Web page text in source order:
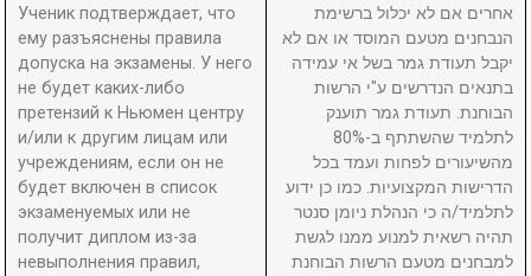
Ученик подтверждает, что
ему разъяснены правила
допуска на экзамены. У него
не будет каких-либо
претензий к Ньюмен центру
и/или к другим лицам или
учреждениям, если он не
будет включен в список
экзаменуемых или не
получит диплом из-за
невыполнения правил,
אחרים אם לא יכלול ברשימת
הנבחנים מטעם המוסד או אם לא
יקבל תעודת גמר בשל אי עמידה
בתנאים הנדרשים ע"י הרשות
הבוחנת. תעודת גמר תוענק
לתלמיד שהשתתף ב-80%
מהשיעורים לפחות ועמד בכל
הדרישות המקצועיות. כמו כן ידוע
לתלמיד/ה כי הנהלת ניומן סנטר
תהיה רשאית למנוע ממנו לגשת
למבחנים מטעם הרשות הבוחנת